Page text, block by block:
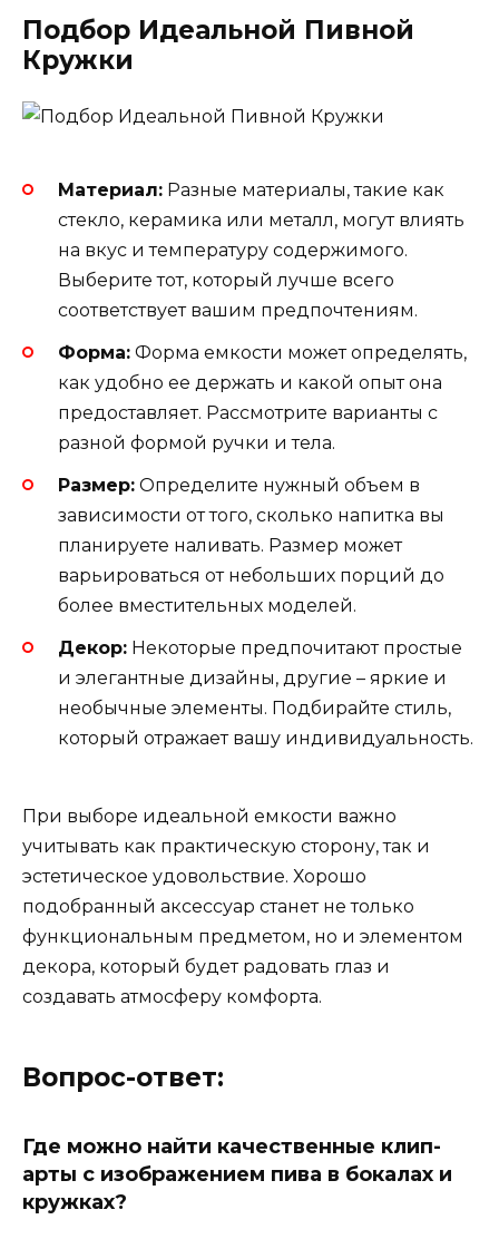
Подбор Идеальной Пивной
Кружки
Материал: Разные материалы, такие как
стекло, керамика или металл, могут влиять
на вкус и температуру содержимого.
Выберите тот, который лучше всего
соответствует вашим предпочтениям.
Форма: Форма емкости может определять,
как удобно ее держать и какой опыт она
предоставляет. Рассмотрите варианты с
разной формой ручки и тела.
Размер: Определите нужный объем в
зависимости от того, сколько напитка вы
планируете наливать. Размер может
варьироваться от небольших порций до
более вместительных моделей.
Декор: Некоторые предпочитают простые
и элегантные дизайны, другие – яркие и
необычные элементы. Подбирайте стиль,
который отражает вашу индивидуальность.
При выборе идеальной емкости важно
учитывать как практическую сторону, так и
эстетическое удовольствие. Хорошо
подобранный аксессуар станет не только
функциональным предметом, но и элементом
декора, который будет радовать глаз и
создавать атмосферу комфорта.
Вопрос-ответ:
Где можно найти качественные клип-
арты с изображением пива в бокалах и
кружках?